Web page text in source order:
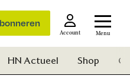
Account Menu
HN Actueel Shop